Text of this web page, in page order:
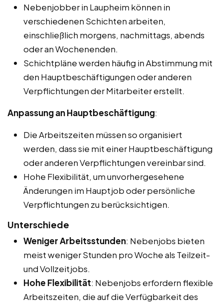
Nebenjobber in Laupheim können in
verschiedenen Schichten arbeiten,
einschließlich morgens, nachmittags, abends
oder an Wochenenden.
Schichtpläne werden häufig in Abstimmung mit
den Hauptbeschäftigungen oder anderen
Verpflichtungen der Mitarbeiter erstellt.
Anpassung an Hauptbeschäftigung:
Die Arbeitszeiten müssen so organisiert
werden, dass sie mit einer Hauptbeschäftigung
oder anderen Verpflichtungen vereinbar sind.
Hohe Flexibilität, um unvorhergesehene
Änderungen im Hauptjob oder persönliche
Verpflichtungen zu berücksichtigen.
Unterschiede
Weniger Arbeitsstunden: Nebenjobs bieten
meist weniger Stunden pro Woche als Teilzeit-
und Vollzeitjobs.
Hohe Flexibilität: Nebenjobs erfordern flexible
Arbeitszeiten, die auf die Verfügbarkeit des